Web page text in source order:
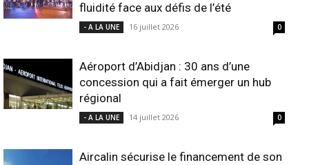
fluidité face aux défis de l’été
- A LA UNE 16 juillet 2026 0
Aéroport d’Abidjan : 30 ans d’une
concession qui a fait émerger un hub
régional
- A LA UNE 14 juillet 2026 0
Aircalin sécurise le financement de son